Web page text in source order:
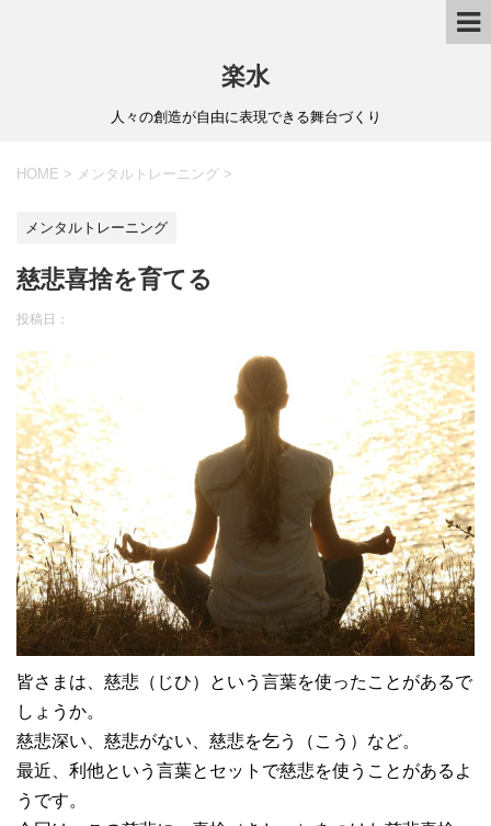
楽水
人々の創造が自由に表現できる舞台づくり
HOME > メンタルトレーニング >
メンタルトレーニング
慈悲喜捨を育てる
投稿日：
皆さまは、慈悲（じひ）という言葉を使ったことがあるで
しょうか。
慈悲深い、慈悲がない、慈悲を乞う（こう）など。
最近、利他という言葉とセットで慈悲を使うことがあるよ
うです。